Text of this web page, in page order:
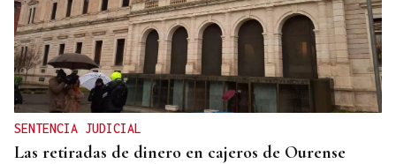
SENTENCIA JUDICIAL
Las retiradas de dinero en cajeros de Ourense